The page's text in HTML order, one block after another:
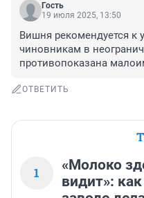
Гость
19 июля 2025, 13:50
Вишня рекомендуется к
чиновникам в
противопоказана
ОТВЕТИТЬ
1
«Молоко
видит»: